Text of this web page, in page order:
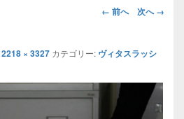
画
ビ
ー
← 前へ 次へ →
2218 × 3327 カテゴリー: ヴィタスラッシ